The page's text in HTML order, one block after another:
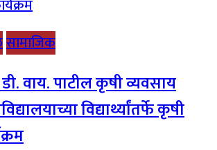
सामाजिक
वाय. पाटील कृषी व्यवसाय
विद्यार्थ्यांतर्फे कृषी